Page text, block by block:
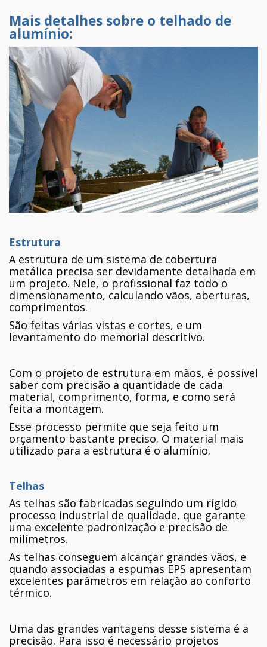
Mais detalhes sobre o telhado de
alumínio:
Estrutura
A estrutura de um sistema de cobertura
metálica precisa ser devidamente detalhada em
um projeto. Nele, o profissional faz todo o
dimensionamento, calculando vãos, aberturas,
comprimentos.
São feitas várias vistas e cortes, e um
levantamento do memorial descritivo.
Com o projeto de estrutura em mãos, é possível
saber com precisão a quantidade de cada
material, comprimento, forma, e como será
feita a montagem.
Esse processo permite que seja feito um
orçamento bastante preciso. O material mais
utilizado para a estrutura é o alumínio.
Telhas
As telhas são fabricadas seguindo um rígido
processo industrial de qualidade, que garante
uma excelente padronização e precisão de
milímetros.
As telhas conseguem alcançar grandes vãos, e
quando associadas a espumas EPS apresentam
excelentes parâmetros em relação ao conforto
térmico.
Uma das grandes vantagens desse sistema é a
precisão. Para isso é necessário projetos